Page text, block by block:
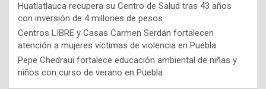
Huatlatlauca recupera su Centro de Salud tras 43 años
con inversión de 4 millones de pesos
Centros LIBRE y Casas Carmen Serdán fortalecen
atención a mujeres víctimas de violencia en Puebla
Pepe Chedraui fortalece educación ambiental de niñas y
niños con curso de verano en Puebla